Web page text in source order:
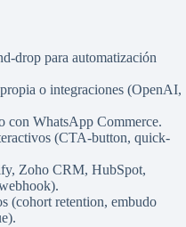
drop para automatización
o integraciones (OpenAI,
con WhatsApp Commerce.
(CTA-button, quick-
Zoho CRM, HubSpot,
(cohort retention, embudo